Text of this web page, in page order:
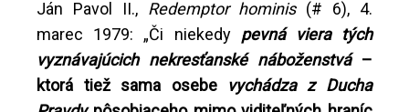
Ján Pavol II.,Redemptor hominis(# 6), 4.
marec 1979: „Či niekedy pevná viera tých
vyznávajúcich nekresťanské náboženstvá–
ktorá tiež sama osebe
vychádza z Ducha